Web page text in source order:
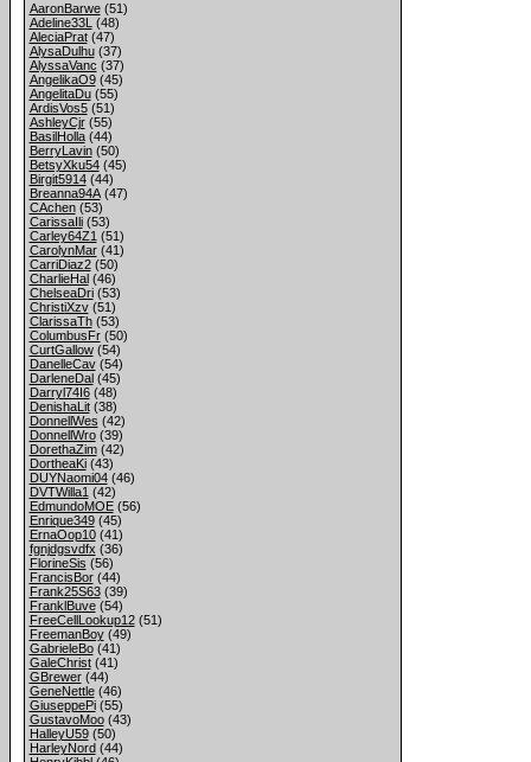
AaronBarwe(51)
Adeline33L (48)
AleciaPrat(47)
AlysaDulhu(37)
AlyssaVanc (37)
AngelikaO9(45)
AngelitaDu(55)
ArdisVos5(51)
AshleyCjr(55)
BasilHolla(44)
BerryLavin(50)
BetsyXku54(45)
Birgit5914(44)
Breanna94A(47)
CAchen(53)
CarissaIli(53)
Carley64Z1 (51)
CarolynMar(41)
CarriDiaz2(50)
CharlieHal(46)
ChelseaDri(53)
ChristiXzv(51)
ClarissaTh(53)
ColumbusFr(50)
CurtGallow(54)
DanelleCav(54)
DarleneDal(45)
Darryl74I6(48)
DenishaLit(38)
DonnellWes (42)
DonnellWro(39)
DorethaZim(42)
DortheaKi(43)
DUYNaomi04(46)
DVTWilla1 (42)
EdmundoMOE(56)
Enrique349(45)
ErnaOop10(41)
fgnjdgsvdfx (36)
FlorineSis (56)
FrancisBor(44)
Frank25S63(39)
FranklBuve(54)
FreeCellLookup12(51)
FreemanBoy(49)
GabrieleBo(41)
GaleChrist(41)
GBrewer(44)
GeneNettle(46)
GiuseppePi(55)
GustavoMoo(43)
HalleyU59(50)
HarleyNord(44)